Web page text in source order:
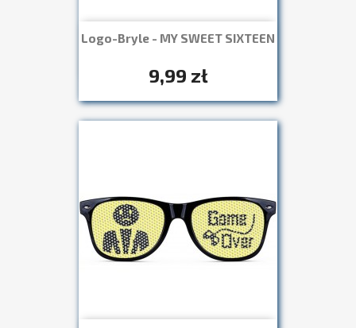
Logo-Bryle - MY SWEET SIXTEEN
9,99 zł
Szybki podgląd